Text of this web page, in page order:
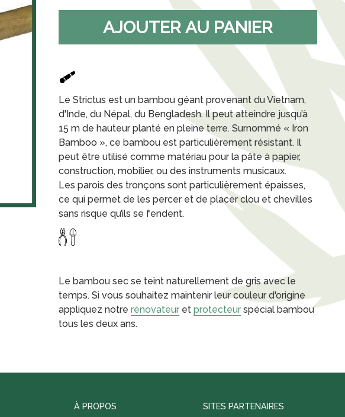
Le Strictus est un bambou géant provenant du Vietnam,
d'Inde, du Népal, du Bengladesh. Il peut atteindre jusqu’à
15 m de hauteur planté en pleine terre. Surnommé « Iron
Bamboo », ce bambou est particulièrement résistant. Il
peut être utilisé comme matériau pour la pâte à papier,
construction, mobilier, ou des instruments musicaux.
Les parois des tronçons sont particulièrement épaisses,
ce qui permet de les percer et de placer clou et chevilles
sans risque qu’ils se fendent.
Le bambou sec se teint naturellement de gris avec le
temps. Si vous souhaitez maintenir leur couleur d'origine
appliquez notre rénovateuret protecteurspécial bambou
tous les deux ans.
À PROPOS SITES PARTENAIRES